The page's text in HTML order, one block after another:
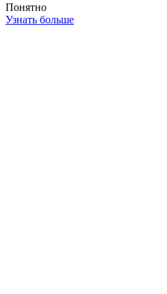
Понятно
Узнать больше